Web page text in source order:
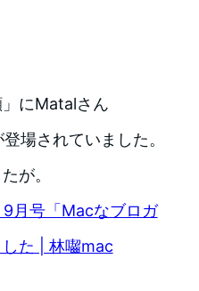
」にMatalさん
場されていました。
が。
9月号「Macなブロガ
た | 林囓mac